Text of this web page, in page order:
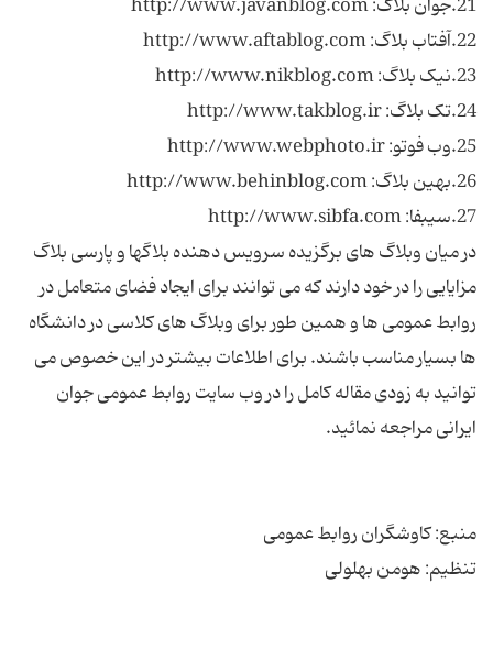
در میان وبلاگ های برگزیده سرویس دهنده بلاگها و پارسی بلاگ
مزایایی را در خود دارند که می توانند برای ایجاد فضای متعامل در
روابط عمومی ها و همین طور برای وبلاگ های کلاسی در دانشگاه
ها بسیار مناسب باشند. برای اطلاعات بیشتر در این خصوص می
توانید به زودی مقاله کامل را در وب سایت روابط عمومی جوان
تنظیم: هومن بهلولی